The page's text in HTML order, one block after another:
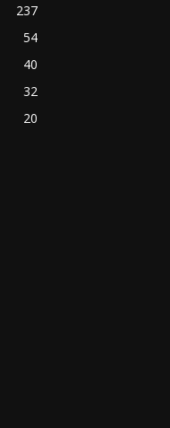
237
54
40
32
20